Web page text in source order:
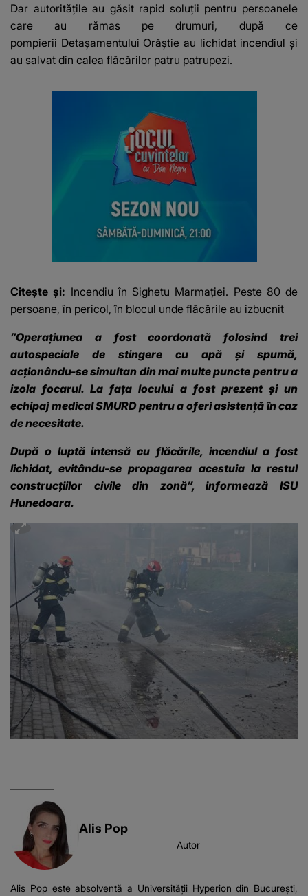
Dar autoritățile au găsit rapid soluții pentru persoanele
care au rămas pe drumuri, după ce
pompierii Detașamentului Orăștie au lichidat incendiul și
au salvat din calea flăcărilor patru patrupezi.
Citește și: Incendiu în Sighetu Marmației. Peste 80 de
persoane, în pericol, în blocul unde flăcările au izbucnit
”Operațiunea a fost coordonată folosind trei
autospeciale de stingere cu apă și spumă,
acționându-se simultan din mai multe puncte pentru a
izola focarul. La fața locului a fost prezent și un
echipaj medical SMURD pentru a oferi asistență în caz
de necesitate.
După o luptă intensă cu flăcările, incendiul a fost
lichidat, evitându-se propagarea acestuia la restul
construcțiilor civile din zonă”, informează ISU
Hunedoara.
Alis Pop
Autor
Alis Pop este absolventă a Universității Hyperion din București,